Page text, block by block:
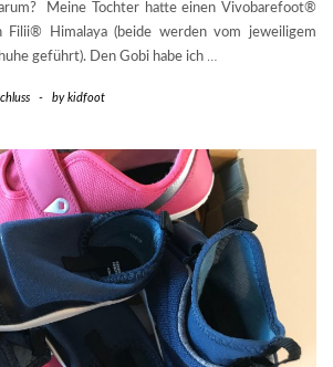
Meine Tochter hatte einen Vivobarefoot®
Filii® Himalaya (beide werden vom jeweiligem
geführt). Den Gobi habe ich …
- bykidfoot